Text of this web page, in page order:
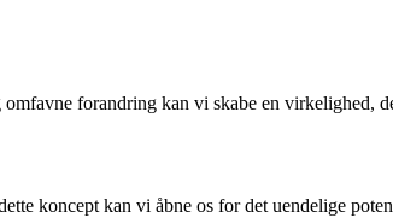
forandring kan vi skabe en virkelighed,
koncept kan vi åbne os for det uendelige